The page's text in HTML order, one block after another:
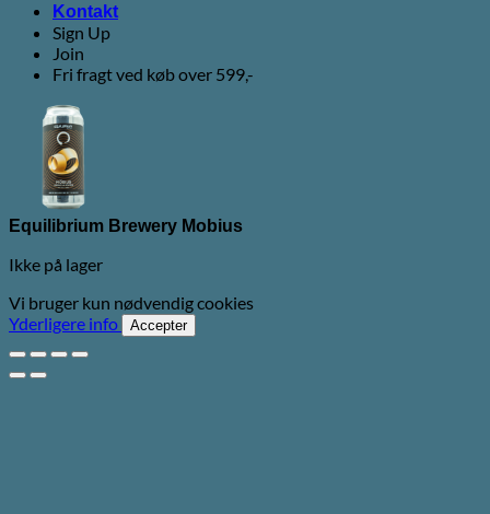
Kontakt
Sign Up
Join
Fri fragt ved køb over 599,-
Equilibrium Brewery Mobius
Ikke på lager
Vi bruger kun nødvendig cookies
Yderligere info
Accepter